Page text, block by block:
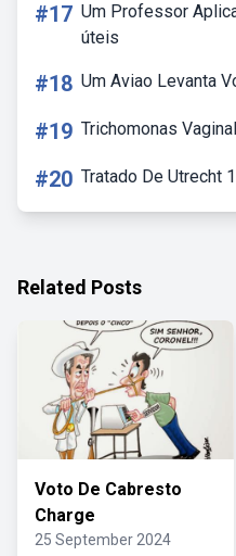
#17 Um Professor
úteis
#18 Um Aviao Levanta
#19 Trichomonas
#20 Tratado De Utrecht
Related Posts
Voto De Cabresto
Charge
25 September 2024